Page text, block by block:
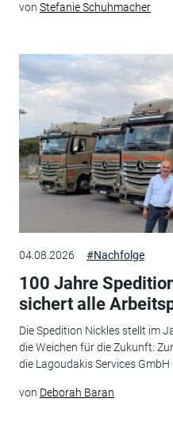
von Stefanie Schuhmacher
04.08.2026 #Nachfolge
100 Jahre
sichert alle
Die Spedition Nickles stellt im
die Weichen für die Zukunft:
die Lagoudakis Services
von Deborah Baran